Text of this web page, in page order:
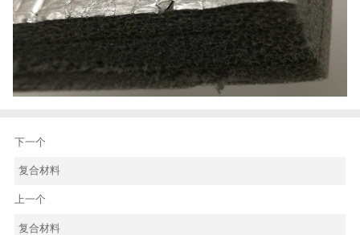
下一个
复合材料
上一个
复合材料